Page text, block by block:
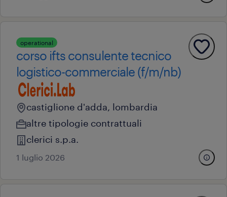
operational
corso ifts consulente tecnico
logistico-commerciale (f/m/nb)
castiglione d'adda, lombardia
altre tipologie contrattuali
clerici s.p.a.
1 luglio 2026